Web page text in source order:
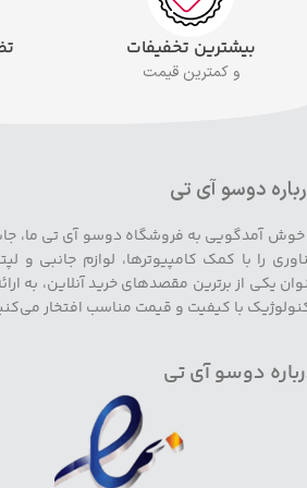
بیشترین تخفیفات
و کمترین قیمت
دوسو آی تی
خوش آمدگویی به فروشگاه دوسو آی تی ما،
را با کمک کامپیوترها، لوازم جانبی و
یکی از برترین مقصدهای خرید آنلاین، به
با کیفیت و قیمت مناسب افتخار
دوسو آی تی